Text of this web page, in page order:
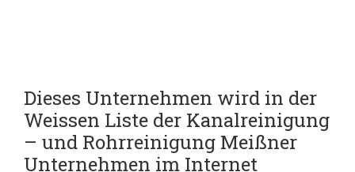
Dieses Unternehmen wird in der
Weissen Liste der Kanalreinigung
– und Rohrreinigung Meißner
Unternehmen im Internet